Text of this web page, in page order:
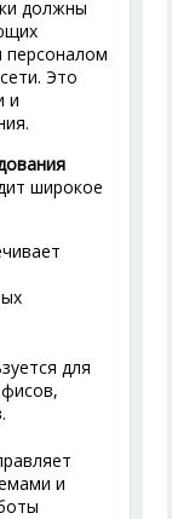
должны
персоналом
Это
и
широкое
для
и